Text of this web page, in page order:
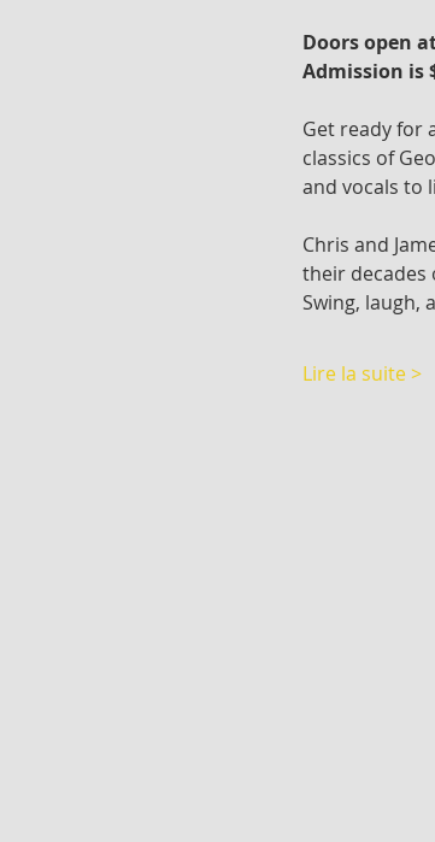
Doors open
Admission is
Get ready for
classics of
and vocals to
Chris and
their decades
Swing, laugh,
Lire la suite >